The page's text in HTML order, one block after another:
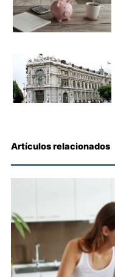
Artículos relacionados